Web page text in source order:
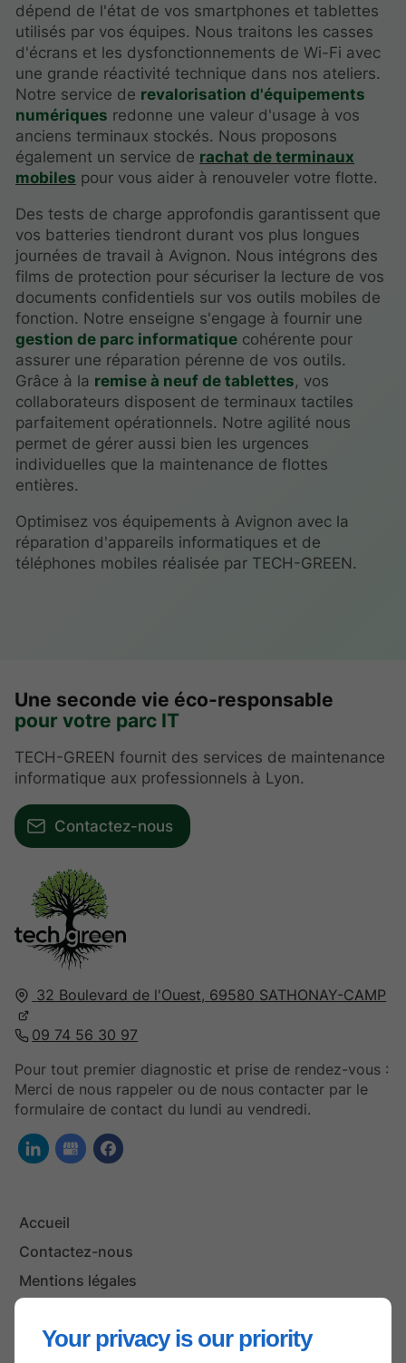
Your privacy is our priority
dépend de l'état de vos smartphones et tablettes
utilisés par vos équipes. Nous traitons les casses
d'écrans et les dysfonctionnements de Wi-Fi avec
une grande réactivité technique dans nos ateliers.
Notre service de revalorisation d'équipements
numériques redonne une valeur d'usage à vos
anciens terminaux stockés. Nous proposons
également un service de rachat de terminaux
mobiles pour vous aider à renouveler votre flotte.
Des tests de charge approfondis garantissent que
vos batteries tiendront durant vos plus longues
journées de travail à Avignon. Nous intégrons des
films de protection pour sécuriser la lecture de vos
documents confidentiels sur vos outils mobiles de
fonction. Notre enseigne s'engage à fournir une
gestion de parc informatique cohérente pour
assurer une réparation pérenne de vos outils.
Grâce à la remise à neuf de tablettes, vos
collaborateurs disposent de terminaux tactiles
parfaitement opérationnels. Notre agilité nous
permet de gérer aussi bien les urgences
individuelles que la maintenance de flottes
entières.
Optimisez vos équipements à Avignon avec la
réparation d'appareils informatiques et de
téléphones mobiles réalisée par TECH-GREEN.
32 Boulevard de l'Ouest, 69580 SATHONAY-CAMP
09 74 56 30 97
Pour tout premier diagnostic et prise de rendez-vous :
Merci de nous rappeler ou de nous contacter par le
formulaire de contact du lundi au vendredi.
Accueil
Contactez-nous
Mentions légales
Une seconde vie éco-responsable
pour votre parc IT
TECH-GREEN fournit des services de maintenance
informatique aux professionnels à Lyon.
Contactez-nous